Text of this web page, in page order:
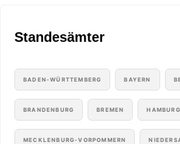
Standesämter
BADEN-WÜRTTEMBERG BAYERN
BRANDENBURG BREMEN HAMBURG
MECKLENBURG-VORPOMMERN